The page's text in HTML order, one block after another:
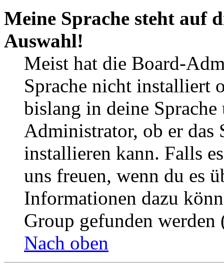
Meine Sprache steht auf
Auswahl!
Meist hat die Board-
Sprache nicht installiert
bislang in deine
Administrator, ob er das
installieren kann. Falls
uns freuen, wenn du es
Informationen dazu
Group gefunden
Nach oben